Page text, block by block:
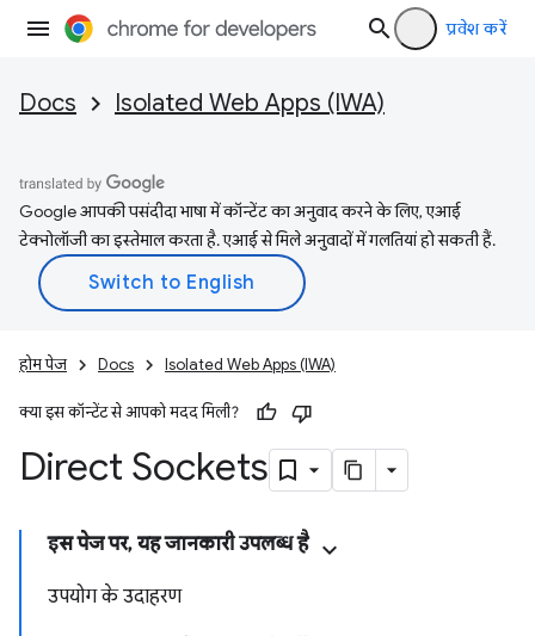
प्रवेश करें
Docs Isolated Web Apps (IWA)
Google आपकी पसंदीदा भाषा में कॉन्टेंट का अनुवाद करने के लिए, एआई
टेक्नोलॉजी का इस्तेमाल करता है. एआई से मिले अनुवादों में गलतियां हो सकती हैं.
होम पेज Docs Isolated Web Apps (IWA)
क्या इस कॉन्टेंट से आपको मदद मिली?
Direct Sockets
इस पेज पर, यह जानकारी उपलब्ध है
उपयोग के उदाहरण